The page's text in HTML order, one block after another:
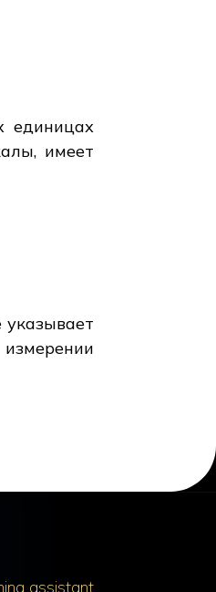
единицах
имеет
assistant